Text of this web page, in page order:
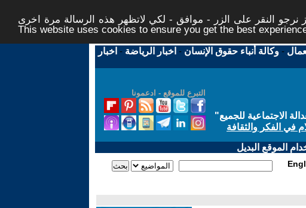
النقر على الزر - موافق - لكي لاتظهر هذه الرسالة مرة اخرى -
This website uses cookies to ensure you get the best
-وكالة أنباء حقوق الإنسان - اخبار الرياضة - اخبار
التبرع للموقع - ادعمونا
الاجتماعية للجميع"
في الفكر والثقافة
الموقع البديل